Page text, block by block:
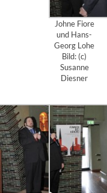
Johne Fiore
und Hans-
Georg Lohe
Bild: (c)
Susanne
Diesner